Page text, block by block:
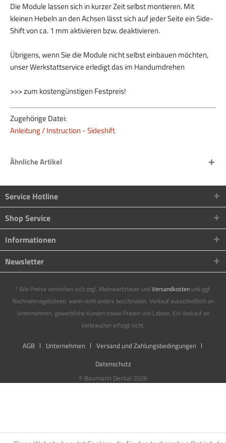
Die Module lassen sich in kurzer Zeit selbst montieren. Mit
kleinen Hebeln an den Achsen lässt sich auf jeder Seite ein Side-
Shift von ca. 1 mm aktivieren bzw. deaktivieren.
Übrigens, wenn Sie die Module nicht selbst einbauen möchten,
unser Werkstattservice erledigt das im Handumdrehen
>>> zum kostengünstigen Festpreis!
Zugehörige Datei:
Anleitung / Instruction - Sideshift
Ähnliche Artikel
Service Hotline
Shop Service
Informationen
Newsletter
* Alle Preise verstehen sich zzgl. Mehrwertsteuer undVersandkostenund ggf.
Nachnahmegebühren, wenn nicht anders beschrieben. Verkauf ausschließlich an
Unternehmen, gewerbliche Kunden sowie Praxen und Labore. Ein Verkauf an
Verbraucher erfolgt nicht.
AGB Unternehmen
Versand und Zahlungsbedingungen
Datenschutz
© Baumann Dental 2026